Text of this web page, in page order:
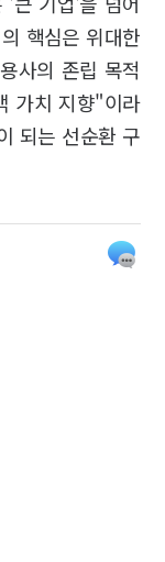
핵심은 위대한
사의 존립 목적
가치 지향"이라
되는 선순환 구